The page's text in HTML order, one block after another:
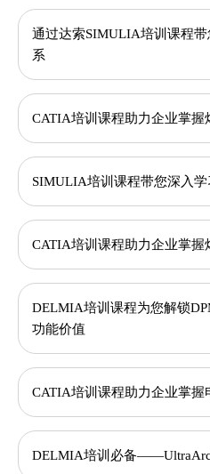
通过达索SIMULIA培训课程
系
CATIA培训课程助力企业掌握
SIMULIA培训课程带您深入
CATIA培训课程助力企业掌握
DELMIA培训课程为您解锁
功能价值
CATIA培训课程助力企业掌
DELMIA培训必备